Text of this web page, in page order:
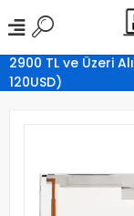
2900 TL ve Üzeri
120USD)